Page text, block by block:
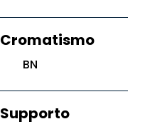
Cromatismo
BN
Supporto